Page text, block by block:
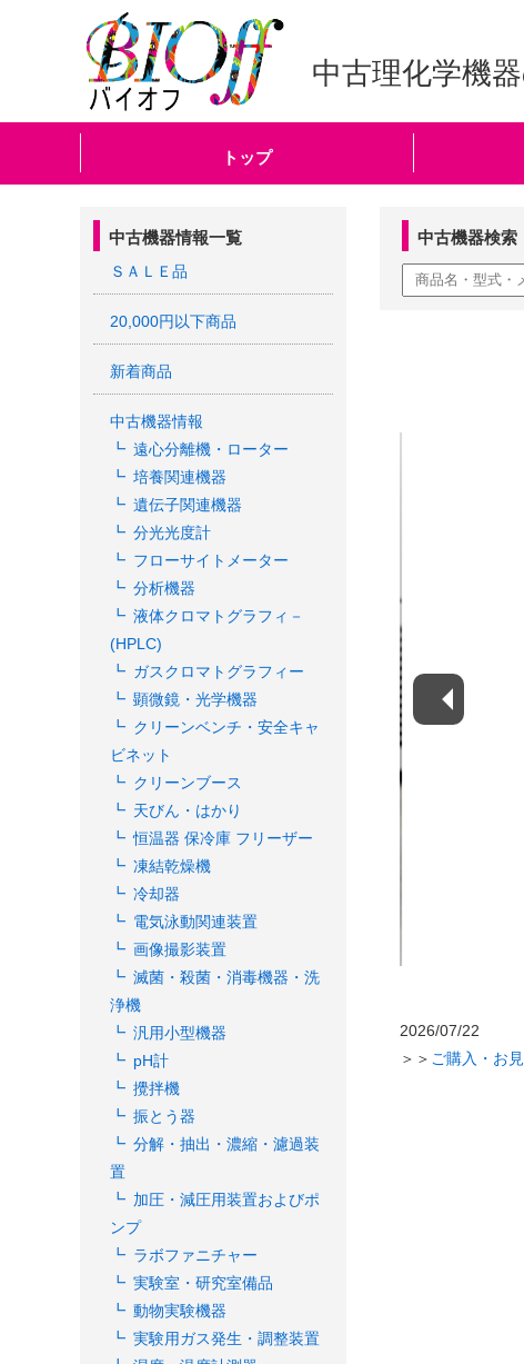
中古理化学機
トップ
中古機器情報一覧
ＳＡＬＥ品
20,000円以下商品
新着商品
中古機器情報
遠心分離機・ローター
培養関連機器
遺伝子関連機器
分光光度計
フローサイトメーター
分析機器
液体クロマトグラフィ－
(HPLC)
ガスクロマトグラフィー
顕微鏡・光学機器
クリーンベンチ・安全キャ
ビネット
クリーンブース
天びん・はかり
恒温器 保冷庫 フリーザー
凍結乾燥機
冷却器
電気泳動関連装置
画像撮影装置
滅菌・殺菌・消毒機器・洗
浄機
汎用小型機器
pH計
攪拌機
振とう器
分解・抽出・濃縮・濾過装
置
加圧・減圧用装置およびポ
ンプ
ラボファニチャー
実験室・研究室備品
動物実験機器
実験用ガス発生・調整装置
中古機器検索
2026/07/22
＞＞ ご購入・お